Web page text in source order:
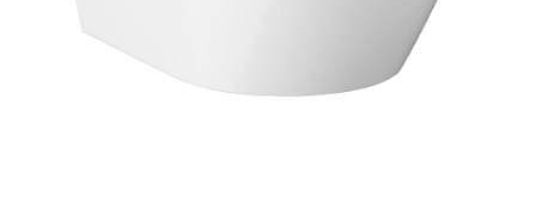
Vase de expansiune termice
Detectoare si regulatoare de gaz si